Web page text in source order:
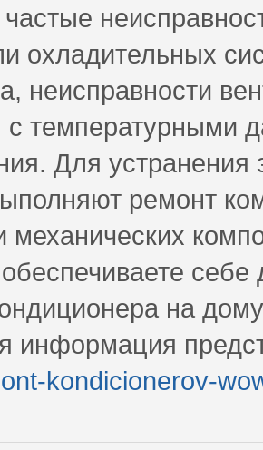
охладительных
неисправности
температурными
Для
ремонт
механических
на
информация
kondicionerov-